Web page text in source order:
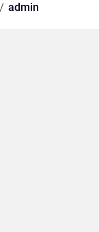
admin